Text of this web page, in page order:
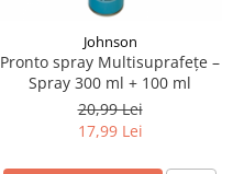
Johnson
Pronto spray Multisuprafețe –
Spray 300 ml + 100 ml
20,99 Lei
17,99 Lei